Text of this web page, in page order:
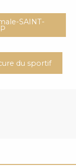
SAINT-
du sportif